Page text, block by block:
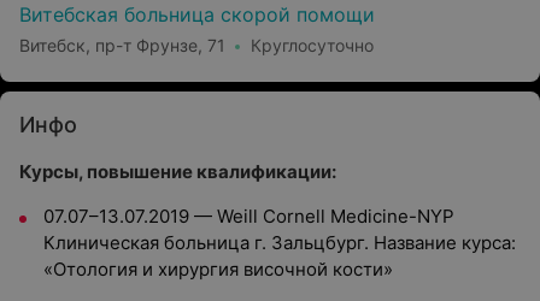
Витебская больница скорой помощи
Витебск, пр-т Фрунзе, 71 Круглосуточно
Инфо
Курсы, повышение квалификации:
07.07–13.07.2019 — Weill Cornell Medicine-NYP
Клиническая больница г. Зальцбург. Название курса:
«Отология и хирургия височной кости»